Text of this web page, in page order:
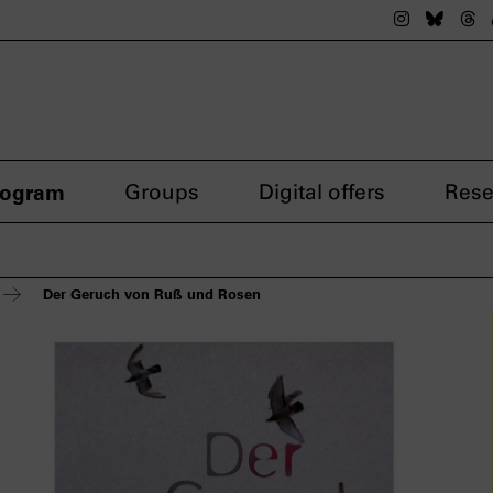
TheThe
Groups Digital offers
Der Geruch von Ruß und Rosen